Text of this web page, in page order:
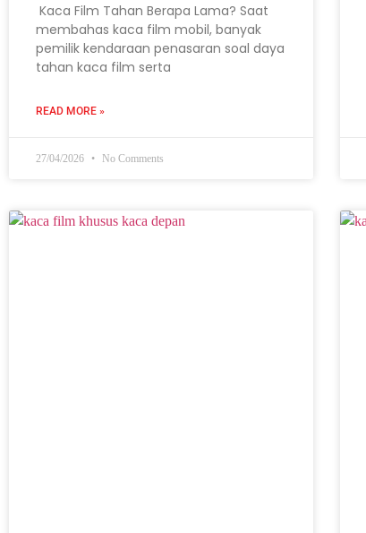
Kaca Film Tahan Berapa Lama? Saat
membahas kaca film mobil, banyak
pemilik kendaraan penasaran soal daya
tahan kaca film serta
READ MORE »
27/04/2026 No Comments